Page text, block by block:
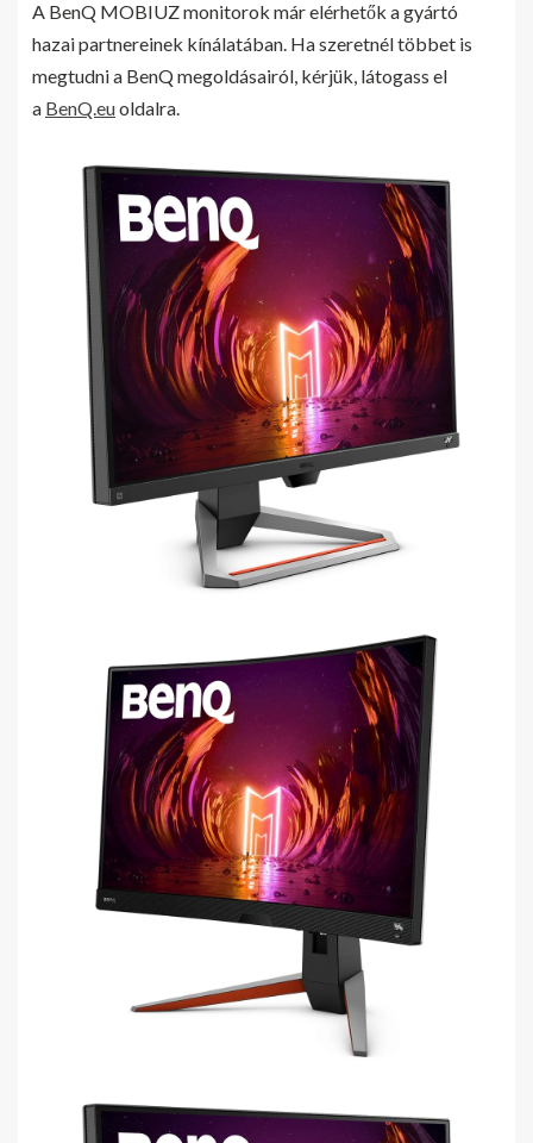
A BenQ MOBIUZ monitorok már elérhetők a gyártó
hazai partnereinek kínálatában. Ha szeretnél többet is
megtudni a BenQ megoldásairól, kérjük, látogass el
a BenQ.euoldalra.